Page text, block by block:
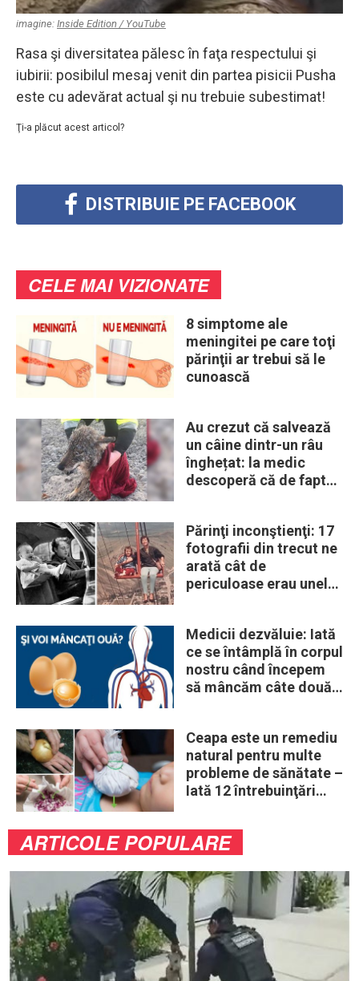
imagine: Inside Edition / YouTube
Rasa şi diversitatea pălesc în faţa respectului şi
iubirii: posibilul mesaj venit din partea pisicii Pusha
este cu adevărat actual şi nu trebuie subestimat!
Ţi-a plăcut acest articol?
DISTRIBUIE PE FACEBOOK
CELE MAI VIZIONATE
8 simptome ale
meningitei pe care toţi
părinţii ar trebui să le
cunoască
Au crezut că salvează
un câine dintr-un râu
înghețat: la medic
descoperă că de fapt
Părinţi inconştienţi: 17
fotografii din trecut ne
arată cât de
periculoase erau unele
Medicii dezvăluie: Iată
ce se întâmplă în corpul
nostru când începem
să mâncăm câte două
Ceapa este un remediu
natural pentru multe
probleme de sănătate –
Iată 12 întrebuinţări
ARTICOLE POPULARE